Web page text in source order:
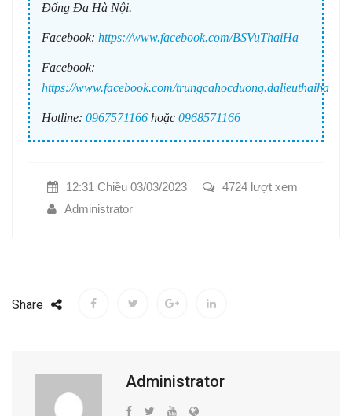
Đống Đa Hà Nội.
Facebook: https://www.facebook.com/BSVuThaiHa
Facebook:
https://www.facebook.com/trungcahocduong.dalieuthaiha
Hotline: 0967571166 hoặc 0968571166
12:31 Chiều 03/03/2023
4724 lượt xem
Administrator
Share
Administrator